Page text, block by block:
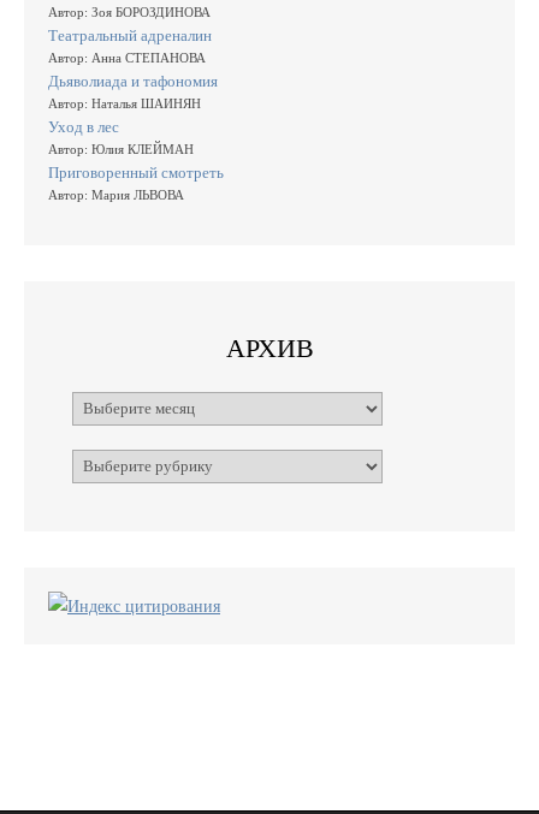
Автор: Зоя БОРОЗДИНОВА
Театральный адреналин
Автор: Анна СТЕПАНОВА
Дьяволиада и тафономия
Автор: Наталья ШАИНЯН
Уход в лес
Автор: Юлия КЛЕЙМАН
Приговоренный смотреть
Автор: Мария ЛЬВОВА
АРХИВ
Архивы
Рубрики